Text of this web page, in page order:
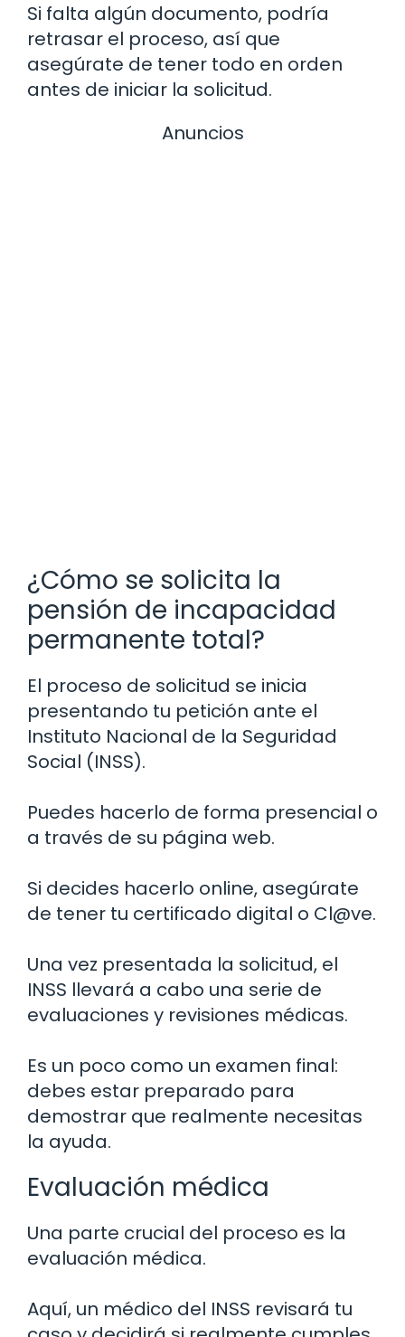
Si falta algún documento, podría
retrasar el proceso, así que
asegúrate de tener todo en orden
antes de iniciar la solicitud.
Anuncios
¿Cómo se solicita la
pensión de incapacidad
permanente total?
El proceso de solicitud se inicia
presentando tu petición ante el
Instituto Nacional de la Seguridad
Social (INSS).
Puedes hacerlo de forma presencial o
a través de su página web.
Si decides hacerlo online, asegúrate
de tener tu certificado digital o Cl@ve.
Una vez presentada la solicitud, el
INSS llevará a cabo una serie de
evaluaciones y revisiones médicas.
Es un poco como un examen final:
debes estar preparado para
demostrar que realmente necesitas
la ayuda.
Evaluación médica
Una parte crucial del proceso es la
evaluación médica.
Aquí, un médico del INSS revisará tu